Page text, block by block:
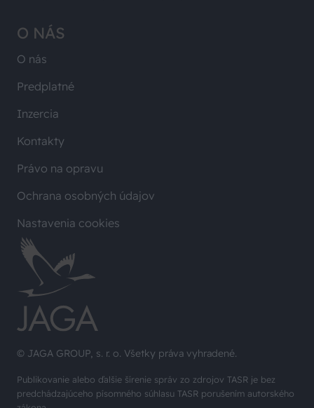
© JAGA GROUP, s. r. o. Všetky práva vyhradené.
Publikovanie alebo ďalšie šírenie správ zo zdrojov TASR je bez
predchádzajúceho písomného súhlasu TASR porušením autorského
O NÁS
O nás
Predplatné
Inzercia
Kontakty
Právo na opravu
Ochrana osobných údajov
Nastavenia cookies